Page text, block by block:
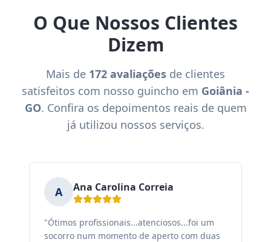
O Que Nossos Clientes
Dizem
Mais de 172 avaliações de clientes
satisfeitos com nosso guincho em Goiânia -
GO. Confira os depoimentos reais de quem
já utilizou nossos serviços.
A Ana Carolina Correia
"Ótimos profissionais...atenciosos...foi um
socorro num momento de aperto com duas